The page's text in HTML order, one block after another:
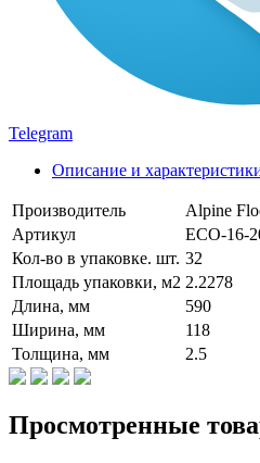
Telegram
Описание и
Производитель
Alpine
Артикул
ECO-16-
Кол-во в упаковке. шт. 32
Площадь упаковки, м2 2.2278
Длина, мм
590
Ширина, мм
118
Толщина, мм
2.5
Просмотренные